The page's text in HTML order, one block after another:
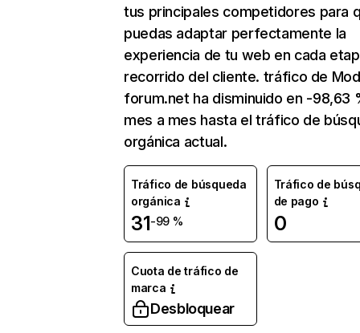
tus principales competidores para
puedas adaptar perfectamente la
experiencia de tu web en cada
recorrido del cliente. tráfico de
forum.net ha disminuido en -98,63
mes a mes hasta el tráfico de
orgánica actual.
Tráfico de búsqueda
orgánica
31-99 %
Tráfico de
de pago
0
Cuota de tráfico de
marca
Desbloquear